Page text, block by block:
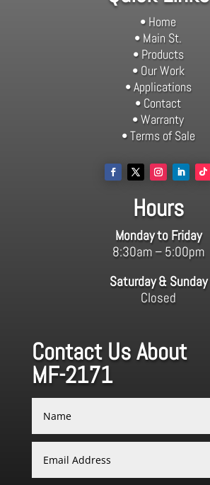
• Home
• Main St.
• Products
• Our Work
• Applications
• Contact
• Warranty
• Terms of Sale
Hours
Monday to Friday
8:30am – 5:00pm
Saturday & Sunday
Closed
Contact Us About
MF-2171